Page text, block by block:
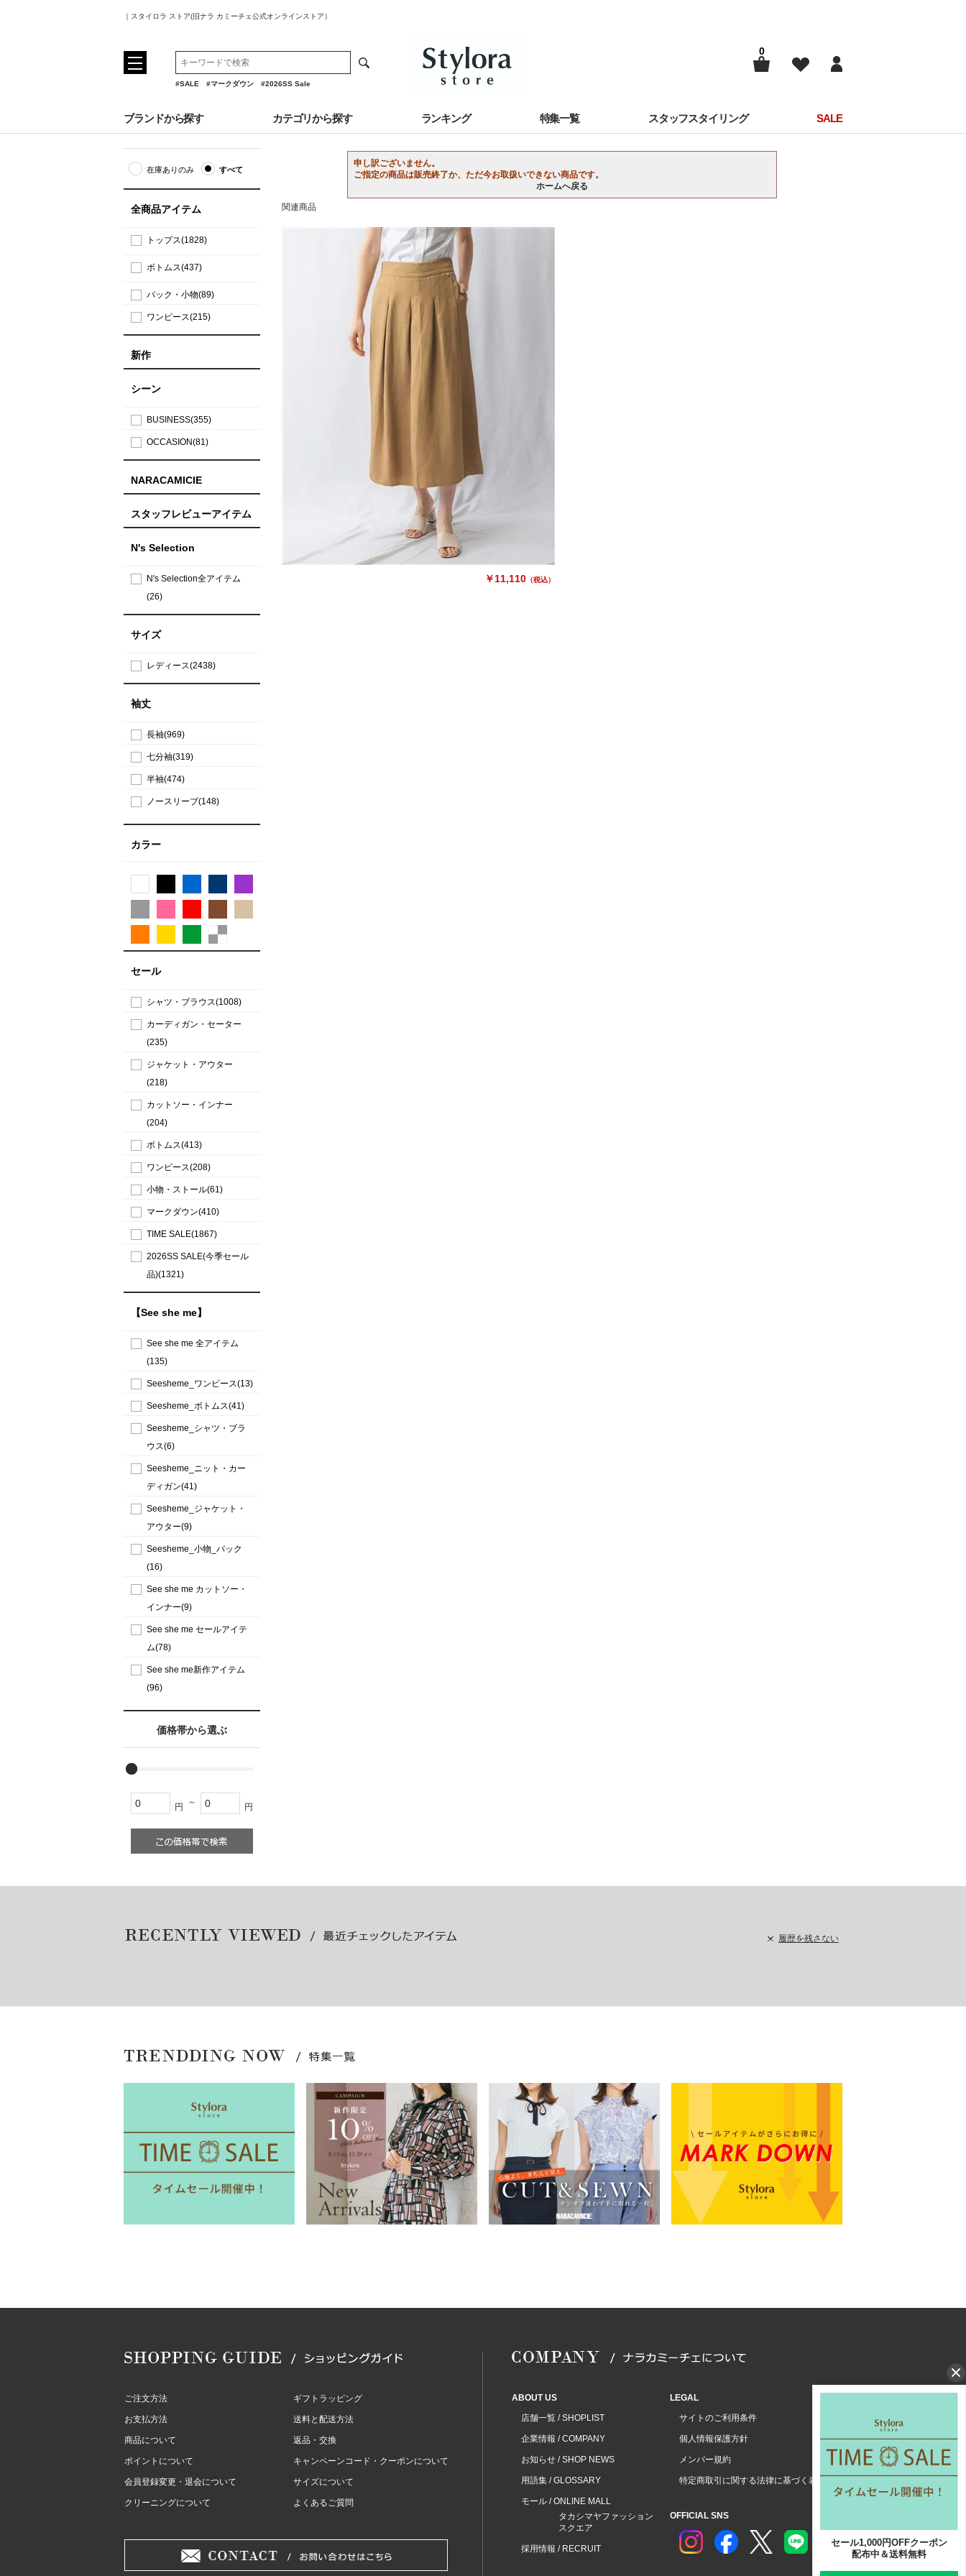
｜スタイロラ ストア(旧ナラ カミーチェ公式オンラインストア）
#SALE #マークダウン #2026SS Sale
0
ブランドから探す カテゴリから探す ランキング 特集一覧 スタッフスタイリング SALE
申し訳ございません。
ご指定の商品は販売終了か、ただ今お取扱いできない商品です。
ホームへ戻る
関連商品
￥11,110 （税込）
在庫ありのみ すべて
全商品アイテム
トップス(1828)
ボトムス(437)
バック・小物(89)
ワンピース(215)
新作
シーン
BUSINESS(355)
OCCASION(81)
NARACAMICIE
スタッフレビューアイテム
N's Selection
N's Selection全アイテム
(26)
サイズ
レディース(2438)
袖丈
長袖(969)
七分袖(319)
半袖(474)
ノースリーブ(148)
カラー
セール
シャツ・ブラウス(1008)
カーディガン・セーター
(235)
ジャケット・アウター
(218)
カットソー・インナー
(204)
ボトムス(413)
ワンピース(208)
小物・ストール(61)
マークダウン(410)
TIME SALE(1867)
2026SS SALE(今季セール
品)(1321)
【See she me】
See she me 全アイテム
(135)
Seesheme_ワンピース(13)
Seesheme_ボトムス(41)
Seesheme_シャツ・ブラ
ウス(6)
Seesheme_ニット・カー
ディガン(41)
Seesheme_ジャケット・
アウター(9)
Seesheme_小物_バック
(16)
See she me カットソー・
インナー(9)
See she me セールアイテ
ム(78)
See she me新作アイテム
(96)
価格帯から選ぶ
円 ～ 円
履歴を残さない
ご注文方法 ギフトラッピング
お支払方法 送料と配送方法
商品について 返品・交換
ポイントについて キャンペーンコード・クーポンについて
会員登録変更・退会について サイズについて
クリーニングについて よくあるご質問
ABOUT US
店舗一覧 / SHOPLIST
企業情報 / COMPANY
お知らせ / SHOP NEWS
用語集 / GLOSSARY
モール / ONLINE MALL
タカシマヤファッション
スクエア
採用情報 / RECRUIT
LEGAL
サイトのご利用条件
個人情報保護方針
メンバー規約
特定商取引に関する法律に基づく表示
OFFICIAL SNS
セール1,000円OFFクーポン
配布中＆送料無料